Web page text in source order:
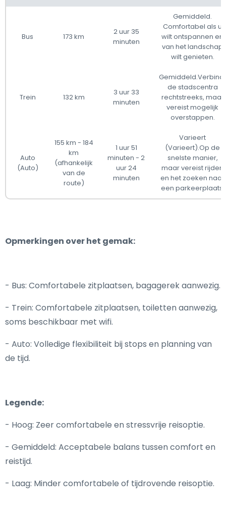
Bus 173 km
2 uur 35
minuten
Gemiddeld.
Comfortabel als u
wilt ontspannen en
van het landschap
wilt genieten.
Trein 132 km
3 uur 33
minuten
Gemiddeld.Verbindt
de stadscentra
rechtstreeks, maar
vereist mogelijk
overstappen.
Auto
(Auto)
155 km - 184
km
(afhankelijk
van de
route)
1 uur 51
minuten - 2
uur 24
minuten
Varieert
(Varieert).Op de
snelste manier,
maar vereist rijden
en het zoeken naar
een parkeerplaats.
Opmerkingen over het gemak:
- Bus: Comfortabele zitplaatsen, bagagerek aanwezig.
- Trein: Comfortabele zitplaatsen, toiletten aanwezig,
soms beschikbaar met wifi.
- Auto: Volledige flexibiliteit bij stops en planning van
de tijd.
Legende:
- Hoog: Zeer comfortabele en stressvrije reisoptie.
- Gemiddeld: Acceptabele balans tussen comfort en
reistijd.
- Laag: Minder comfortabele of tijdrovende reisoptie.